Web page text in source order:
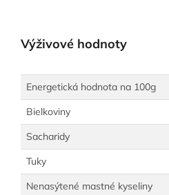
Výživové hodnoty
Energetická hodnota na 100g
Bielkoviny
Sacharidy
Tuky
Nenasýtené mastné kyseliny